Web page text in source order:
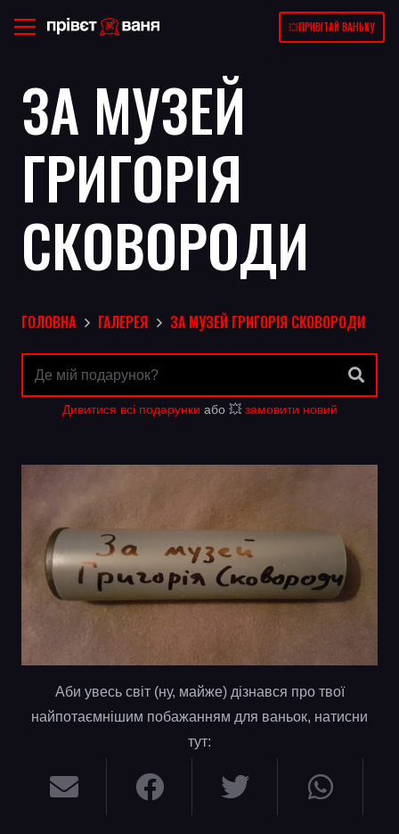
💥ПРИВІТАЙ ВАНЬКУ
ЗА МУЗЕЙ
ГРИГОРІЯ
СКОВОРОДИ
ГОЛОВНА ГАЛЕРЕЯ ЗА МУЗЕЙ ГРИГОРІЯ СКОВОРОДИ
Дивитися всі подарунки або 💥замовити новий
Аби увесь світ (ну, майже) дізнався про твої
найпотаємнішим побажанням для ваньок, натисни
тут: